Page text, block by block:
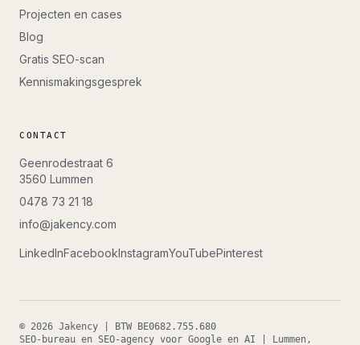
Projecten en cases
Blog
Gratis SEO-scan
Kennismakingsgesprek
CONTACT
Geenrodestraat 6
3560 Lummen
0478 73 21 18
info@jakency.com
LinkedInFacebookInstagramYouTubePinterest
© 2026 Jakency | BTW
BE0682.755.680
SEO-bureau en SEO-agency voor Google en AI
Lummen,